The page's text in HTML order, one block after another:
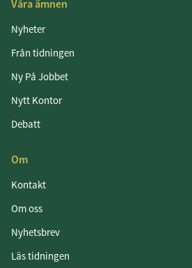
Våra ämnen
Nyheter
Från tidningen
Ny På Jobbet
Nytt Kontor
Debatt
Om
Kontakt
Om oss
Nyhetsbrev
Läs tidningen